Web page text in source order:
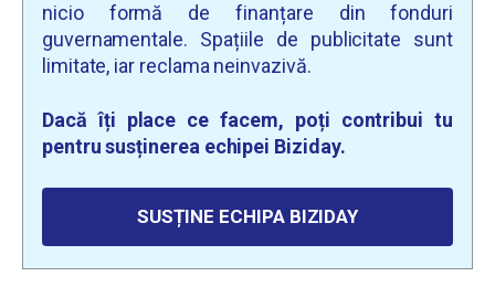
nicio formă de finanțare din fonduri
guvernamentale. Spațiile de publicitate sunt
limitate, iar reclama neinvazivă.
Dacă îți place ce facem, poți contribui tu
pentru susținerea echipei Biziday.
SUSȚINE ECHIPA BIZIDAY